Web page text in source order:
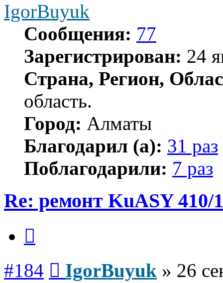
IgorBuyuk
Сообщения: 77
Зарегистрирован: 24
Страна, Регион,
область.
Город: Алматы
Благодарил (а): 31 раз
Поблагодарили: 7 раз
Re: ремонт KuASY 410/
#184 IgorBuyuk » 26